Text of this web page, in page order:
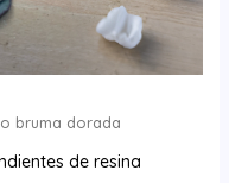
bruma dorada
de resina